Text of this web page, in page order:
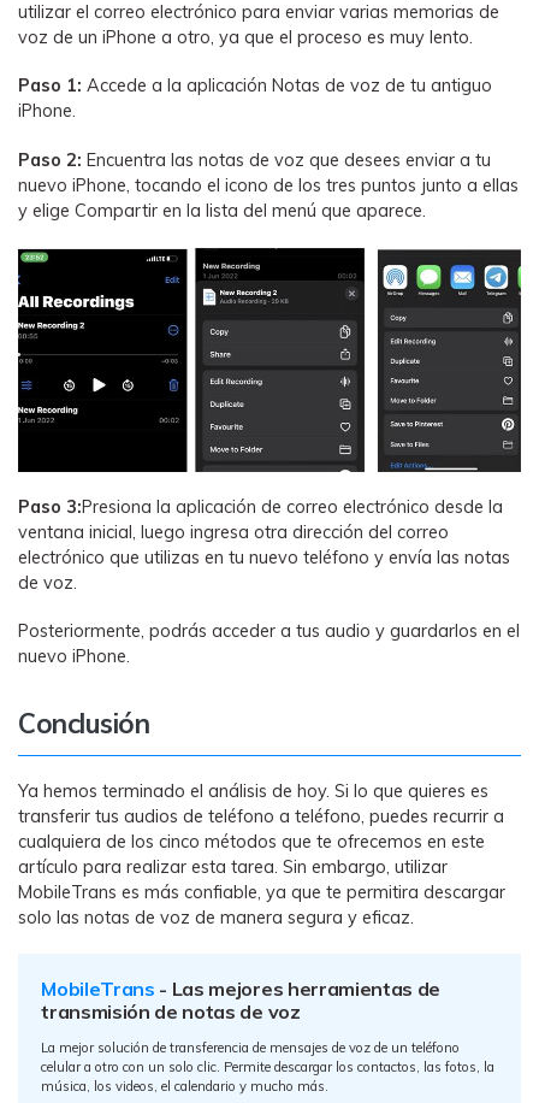
utilizar el correo electrónico para enviar varias memorias de
voz de un iPhone a otro, ya que el proceso es muy lento.
Paso 1: Accede a la aplicación Notas de voz de tu antiguo
iPhone.
Paso 2: Encuentra las notas de voz que desees enviar a tu
nuevo iPhone, tocando el icono de los tres puntos junto a ellas
y elige Compartir en la lista del menú que aparece.
Paso 3:Presiona la aplicación de correo electrónico desde la
ventana inicial, luego ingresa otra dirección del correo
electrónico que utilizas en tu nuevo teléfono y envía las notas
de voz.
Posteriormente, podrás acceder a tus audio y guardarlos en el
nuevo iPhone.
Conclusión
Ya hemos terminado el análisis de hoy. Si lo que quieres es
transferir tus audios de teléfono a teléfono, puedes recurrir a
cualquiera de los cinco métodos que te ofrecemos en este
artículo para realizar esta tarea. Sin embargo, utilizar
MobileTrans es más confiable, ya que te permitira descargar
solo las notas de voz de manera segura y eficaz.
MobileTrans - Las mejores herramientas de
transmisión de notas de voz
La mejor solución de transferencia de mensajes de voz de un teléfono
celular a otro con un solo clic. Permite descargar los contactos, las fotos, la
música, los videos, el calendario y mucho más.